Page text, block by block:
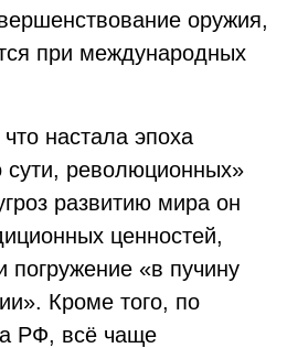
оружия,
при международных
настала эпоха
сути, революционных»
развитию мира он
ценностей,
«в пучину
Кроме того, по
РФ, всё чаще